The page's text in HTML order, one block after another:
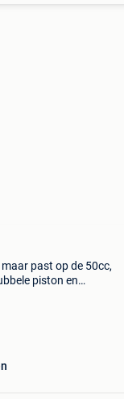
past op de 50cc,
piston en